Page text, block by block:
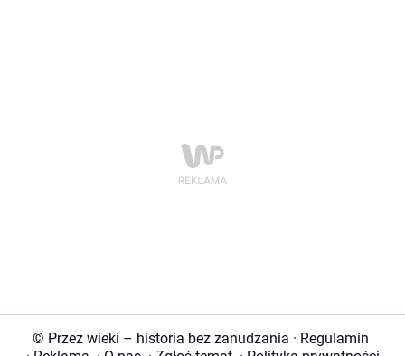
© Przez wieki – historia bez zanudzania · Regulamin